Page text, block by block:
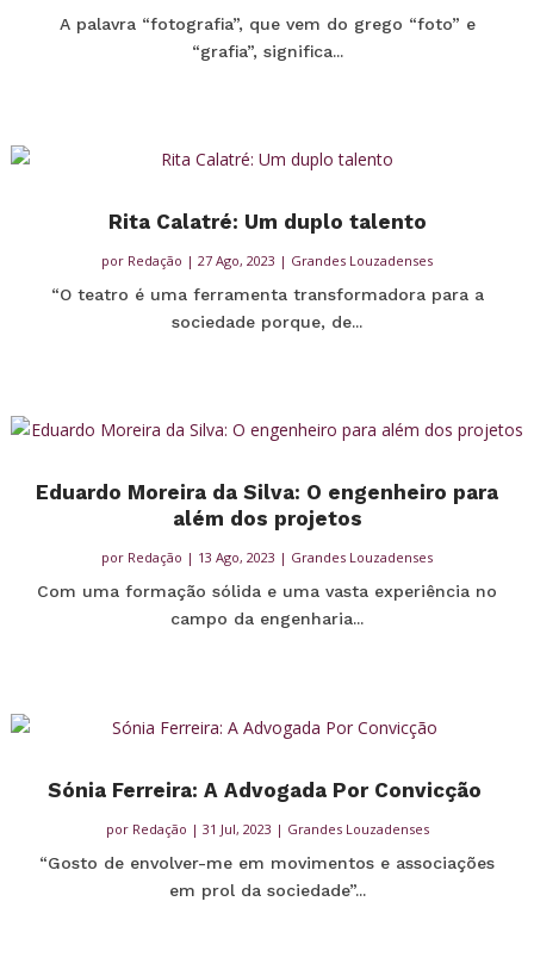
A palavra “fotografia”, que vem do grego “foto” e
“grafia”, significa...
Rita Calatré: Um duplo talento
por Redação | 27 Ago, 2023 | Grandes Louzadenses
“O teatro é uma ferramenta transformadora para a
sociedade porque, de...
Eduardo Moreira da Silva: O engenheiro para
além dos projetos
por Redação | 13 Ago, 2023 | Grandes Louzadenses
Com uma formação sólida e uma vasta experiência no
campo da engenharia...
Sónia Ferreira: A Advogada Por Convicção
por Redação | 31 Jul, 2023 | Grandes Louzadenses
“Gosto de envolver-me em movimentos e associações
em prol da sociedade”...